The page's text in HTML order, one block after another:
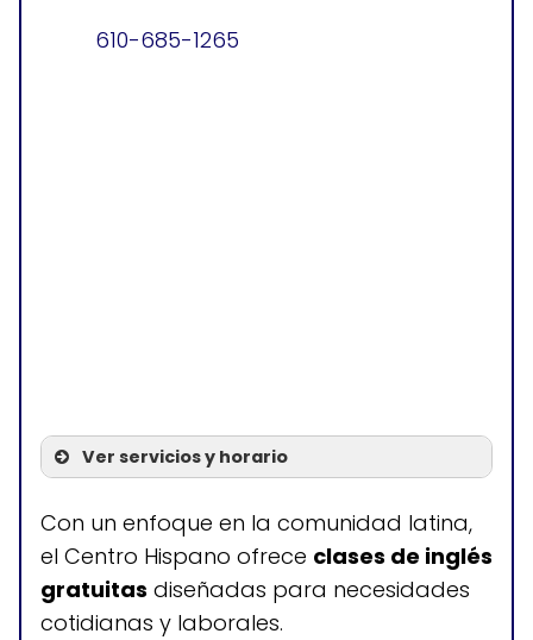
610-685-1265
Ver servicios y horario
Servicios
Clases de inglés para
hispanos
Con un enfoque en la comunidad latina,
el Centro Hispano ofrece clases de inglés
gratuitas diseñadas para necesidades
cotidianas y laborales.